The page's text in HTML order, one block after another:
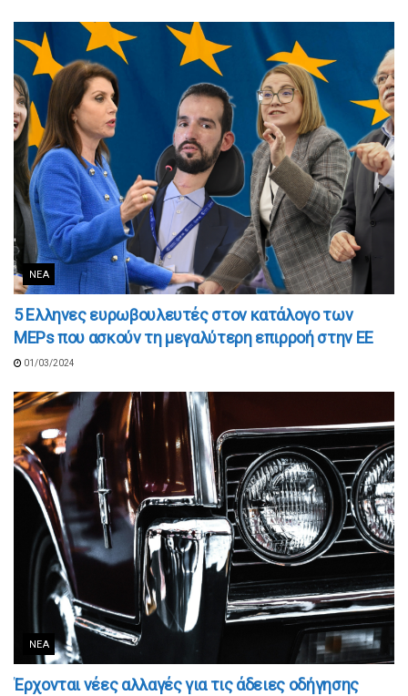
ΝΈΑ
5 Ελληνες ευρωβουλευτές στον κατάλογο των
MEPs που ασκούν τη μεγαλύτερη επιρροή στην EE
01/03/2024
ΝΈΑ
Έρχονται νέες αλλαγές για τις άδειες οδήγησης